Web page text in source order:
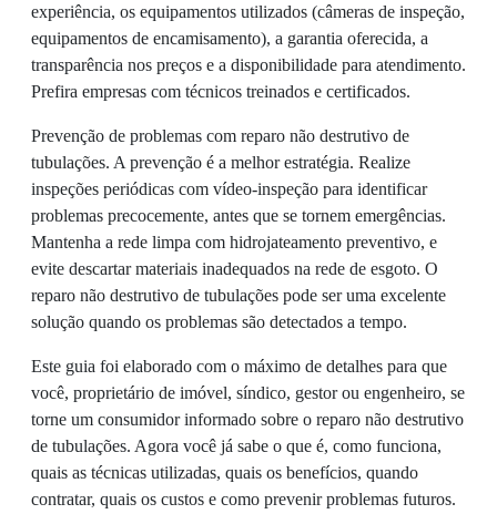
experiência, os equipamentos utilizados (câmeras de inspeção,
equipamentos de encamisamento), a garantia oferecida, a
transparência nos preços e a disponibilidade para atendimento.
Prefira empresas com técnicos treinados e certificados.
Prevenção de problemas com reparo não destrutivo de
tubulações. A prevenção é a melhor estratégia. Realize
inspeções periódicas com vídeo-inspeção para identificar
problemas precocemente, antes que se tornem emergências.
Mantenha a rede limpa com hidrojateamento preventivo, e
evite descartar materiais inadequados na rede de esgoto. O
reparo não destrutivo de tubulações pode ser uma excelente
solução quando os problemas são detectados a tempo.
Este guia foi elaborado com o máximo de detalhes para que
você, proprietário de imóvel, síndico, gestor ou engenheiro, se
torne um consumidor informado sobre o reparo não destrutivo
de tubulações. Agora você já sabe o que é, como funciona,
quais as técnicas utilizadas, quais os benefícios, quando
contratar, quais os custos e como prevenir problemas futuros.